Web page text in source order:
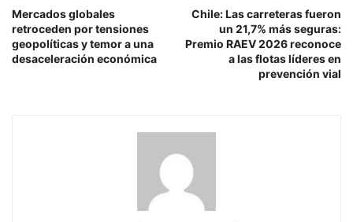
Mercados globales
retroceden por tensiones
geopolíticas y temor a una
desaceleración económica
Chile: Las carreteras fueron
un 21,7% más seguras:
Premio RAEV 2026 reconoce
a las flotas líderes en
prevención vial